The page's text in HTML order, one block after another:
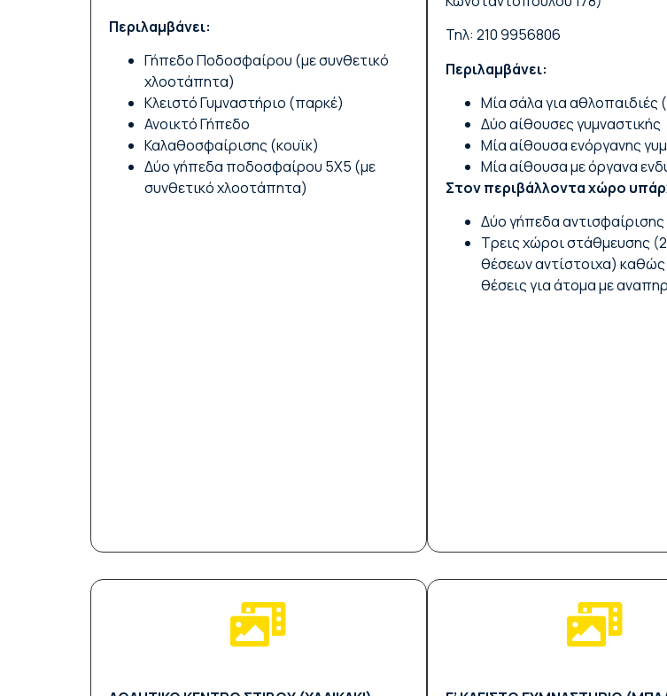
Περιλαμβάνει:
Γήπεδο Ποδοσφαίρου (με συνθετικό
χλοοτάπητα)
Κλειστό Γυμναστήριο (παρκέ)
Ανοικτό Γήπεδο
Καλαθοσφαίρισης (κουϊκ)
Δύο γήπεδα ποδοσφαίρου 5Χ5 (με
συνθετικό χλοοτάπητα)
Τηλ: 210 9956806
Περιλαμβάνει:
Μία σάλα για αθλοπαιδιές
Δύο αίθουσες γυμναστικής
Μία αίθουσα ενόργανης
Μία αίθουσα με όργανα
Στον περιβάλλοντα χώρο
Δύο γήπεδα αντισφαίρισης
Τρεις χώροι στάθμευσης
θέσεων αντίστοιχα) καθώς
θέσεις για άτομα με